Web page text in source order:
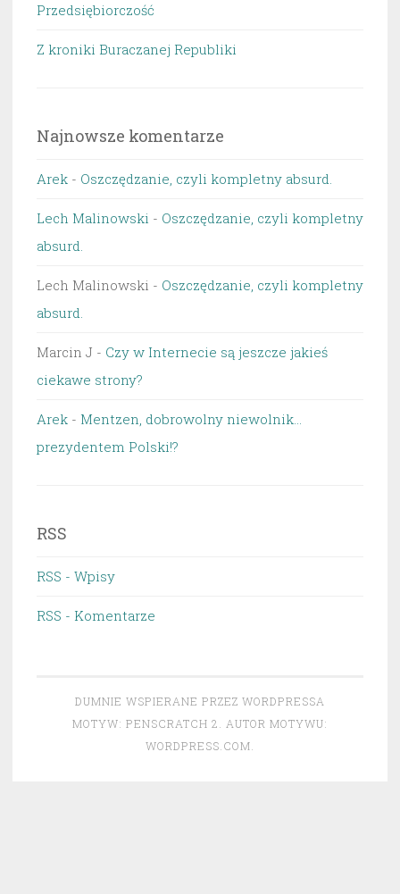
Przedsiębiorczość
Z kroniki Buraczanej Republiki
Najnowsze komentarze
Arek - Oszczędzanie, czyli kompletny absurd.
Lech Malinowski - Oszczędzanie, czyli kompletny
absurd.
Lech Malinowski - Oszczędzanie, czyli kompletny
absurd.
Marcin J - Czy w Internecie są jeszcze jakieś
ciekawe strony?
Arek - Mentzen, dobrowolny niewolnik…
prezydentem Polski!?
RSS
RSS - Wpisy
RSS - Komentarze
DUMNIE WSPIERANE PRZEZ WORDPRESSA
MOTYW: PENSCRATCH 2. AUTOR MOTYWU:
WORDPRESS.COM.